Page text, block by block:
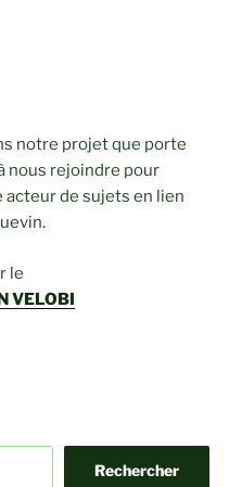
notre projet que porte
nous rejoindre pour
de sujets en lien
le
VELOBI
Rechercher